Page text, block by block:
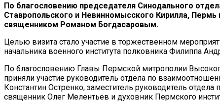
По благословению председателя Синодального
Ставропольского и Невинномысского Кирилла,
священником Романом Богдасаровым.
Целью визита стало участие в торжественном
начальника военного института полковника Филиппа
По благословению Главы Пермской митрополии
приняли участие руководитель отдела по
Константин Остренко, заместитель руководитель
священник Олег Мелентьев и духовник Пермского